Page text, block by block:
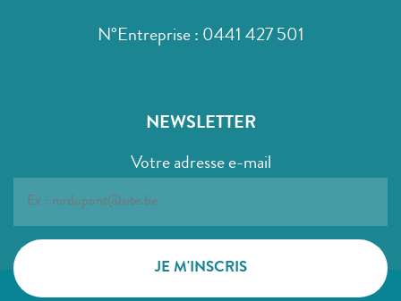
N°Entreprise : 0441 427 501
NEWSLETTER
Votre adresse e-mail